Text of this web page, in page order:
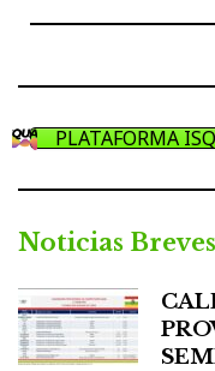
entradas
PLATAFORMA
Noticias Breves